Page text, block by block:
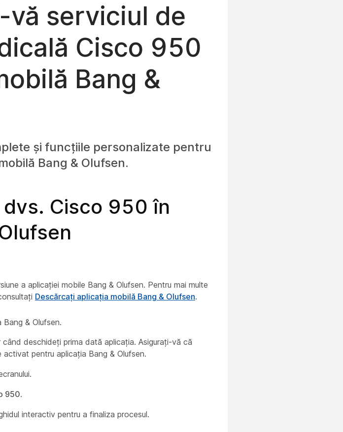
vă serviciul de
Cisco 950
Bang &
și funcțiile personalizate pentru
Bang & Olufsen.
Cisco 950 în
a aplicației mobile Bang & Olufsen. Pentru mai multe
Descărcați aplicația mobilă Bang & Olufsen.
& Olufsen.
deschideți prima dată aplicația. Asigurați-vă că
pentru aplicația Bang & Olufsen.
950.
interactiv pentru a finaliza procesul.